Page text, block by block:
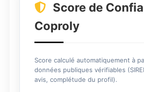
Score de
Coproly
Score calculé automatiquement à
données publiques vérifiables
avis, complétude du profil).